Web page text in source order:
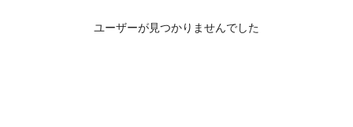
ユーザーが見つかりませんでした